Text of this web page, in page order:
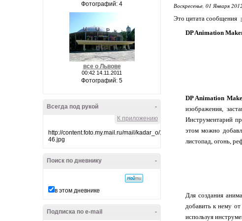
Фотографий: 4
все о Львове
00:42 14.11.2011
Фотографий: 5
-
Всегда под рукой
К приложению
http://content.foto.my.mail.ru/mail/kadar_o/10/i-
46.jpg
-
Поиск по дневнику
в этом дневнике
-
Подписка по e-mail
Воскресенье, 01 Января
Это цитата сообщения
DP Animation
DP Animation
изображения,
Инструментарий
этом можно
листопад, огонь,
Для создания
добавить к нему
используя